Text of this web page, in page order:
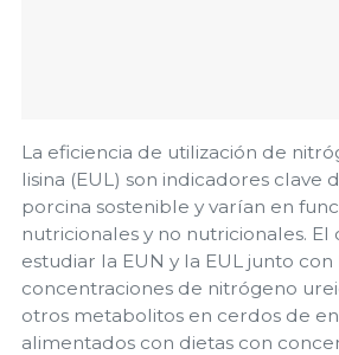
La eficiencia de utilización de
lisina (EUL) son indicadores clave
porcina sostenible y varían en
nutricionales y no nutricionales. El
estudiar la EUN y la EUL junto con
concentraciones de nitrógeno
otros metabolitos en cerdos de
alimentados con dietas con